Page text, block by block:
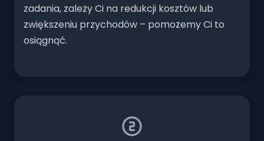
zadania, zależy Ci na redukcji kosztów lub
zwiększeniu przychodów – pomożemy Ci to
osiągnąć.